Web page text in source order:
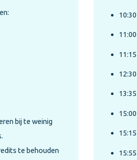
bij te weinig
te behouden